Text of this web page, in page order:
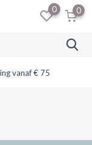
0 0
vanaf € 75